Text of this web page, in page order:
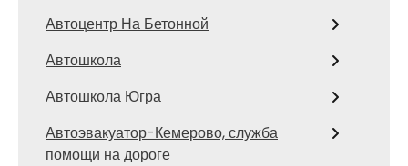
Автоцентр На Бетонной
Автошкола
Автошкола Югра
Автоэвакуатор-Кемерово, служба
помощи на дороге